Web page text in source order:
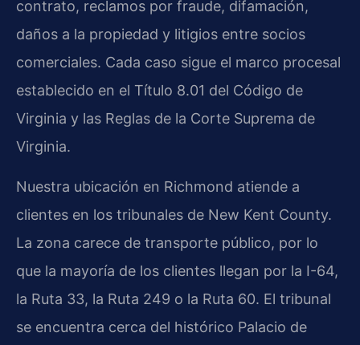
contrato, reclamos por fraude, difamación,
daños a la propiedad y litigios entre socios
comerciales. Cada caso sigue el marco procesal
establecido en el Título 8.01 del Código de
Virginia y las Reglas de la Corte Suprema de
Virginia.
Nuestra ubicación en Richmond atiende a
clientes en los tribunales de New Kent County.
La zona carece de transporte público, por lo
que la mayoría de los clientes llegan por la I-64,
la Ruta 33, la Ruta 249 o la Ruta 60. El tribunal
se encuentra cerca del histórico Palacio de